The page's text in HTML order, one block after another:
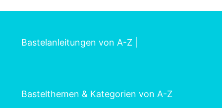
Bastelanleitungen von A-Z
Bastelthemen & Kategorien von A-Z